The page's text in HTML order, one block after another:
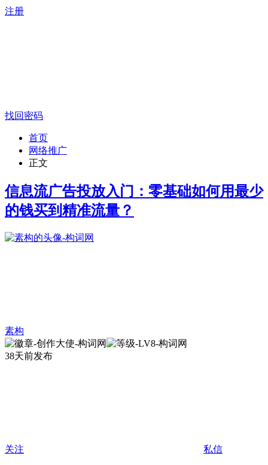
注册
找回密码
首页
网络推广
正文
信息流广告投放入门：零基础如何用最少
的钱买到精准流量？
素构
38天前发布
关注 私信